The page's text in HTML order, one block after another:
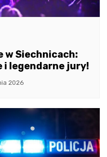
w Siechnicach:
legendarne jury!
2026